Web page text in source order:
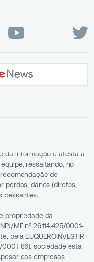
da informação e atesta a
ressaltando, no
de
perdas, danos (diretos,
cessantes.
propriedade da
MF nº 26.114.425/0001-
pela EUQUEROINVESTIR
0001-86), sociedade esta
das empresas